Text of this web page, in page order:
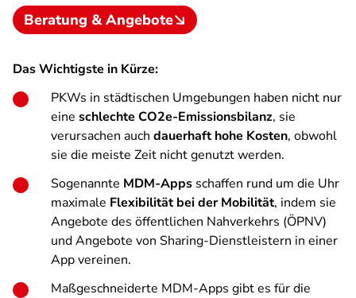
Beratung & Angebote
Das Wichtigste in Kürze:
PKWs in städtischen Umgebungen haben nicht nur
eine schlechte CO2e-Emissionsbilanz, sie
verursachen auch dauerhaft hohe Kosten, obwohl
sie die meiste Zeit nicht genutzt werden.
Sogenannte MDM-Apps schaffen rund um die Uhr
maximale Flexibilität bei der Mobilität, indem sie
Angebote des öffentlichen Nahverkehrs (ÖPNV)
und Angebote von Sharing-Dienstleistern in einer
App vereinen.
Maßgeschneiderte MDM-Apps gibt es für die